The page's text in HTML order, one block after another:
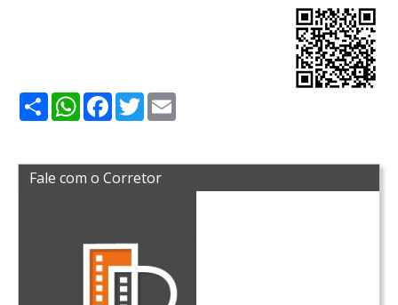
ShareWhatsApp
Facebook
Twitter
Fale com o Corretor